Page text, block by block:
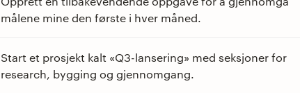
målene mine den første i hver måned.
Start et prosjekt kalt «Q3-lansering» med seksjoner for
research, bygging og gjennomgang.